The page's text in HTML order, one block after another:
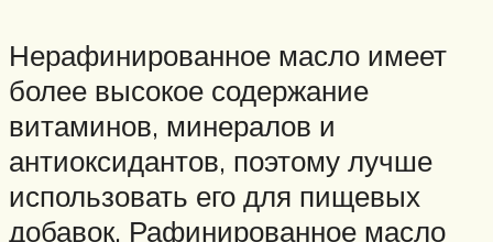
Нерафинированное масло имеет
более высокое содержание
витаминов, минералов и
антиоксидантов, поэтому лучше
использовать его для пищевых
добавок. Рафинированное масло